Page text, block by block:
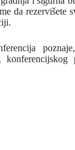
da rezervišete